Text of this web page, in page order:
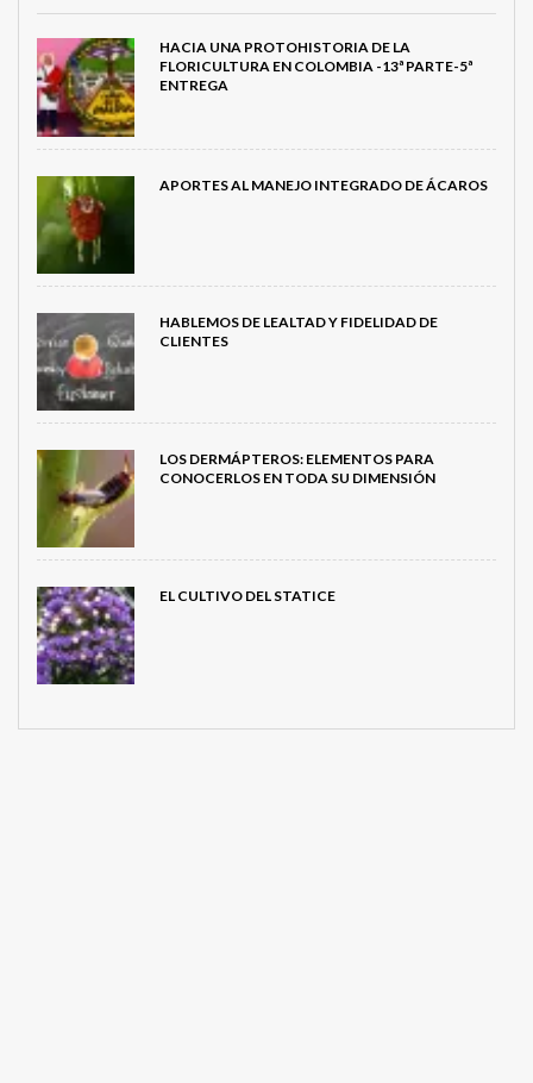
HACIA UNA PROTOHISTORIA DE LA
FLORICULTURA EN COLOMBIA -13ª PARTE-5ª
ENTREGA
APORTES AL MANEJO INTEGRADO DE ÁCAROS
HABLEMOS DE LEALTAD Y FIDELIDAD DE
CLIENTES
LOS DERMÁPTEROS: ELEMENTOS PARA
CONOCERLOS EN TODA SU DIMENSIÓN
EL CULTIVO DEL STATICE